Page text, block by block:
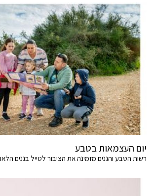
יום העצמאות בטבע
רשות הטבע והגנים מזמינה את הציבור לטייל בגנים